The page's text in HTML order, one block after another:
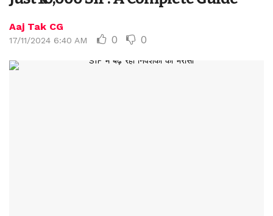
Aaj Tak CG
17/11/2024 6:40 AM 0 0